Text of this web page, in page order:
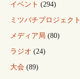
イベント (294)
ミツバチプロジェクト
メディア局 (80)
ラジオ (24)
大会 (89)